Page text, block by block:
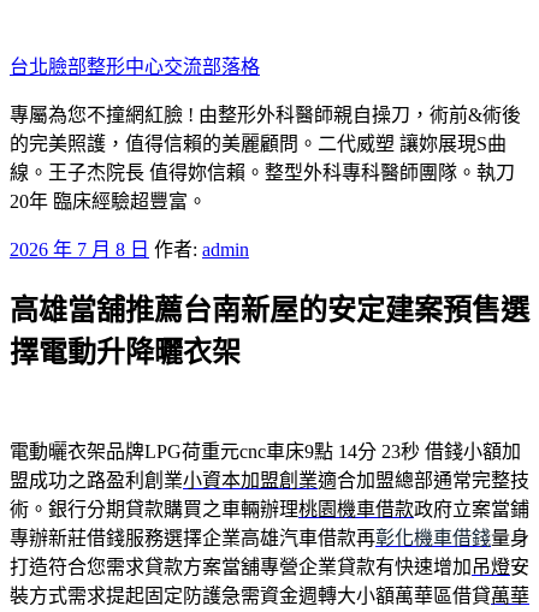
至
主
要
內
容
台北臉部整形中心交流部落格
專屬為您不撞網紅臉 ! 由整形外科醫師親自操刀，術前&術後
的完美照護，值得信賴的美麗顧問。二代威塑 讓妳展現S曲
線。王子杰院長 值得妳信賴。整型外科專科醫師團隊。執刀
20年 臨床經驗超豐富。
發
於
2026 年 7 月 8 日 作者: admin
高雄當舖推薦台南新屋的安定建案預售選
擇電動升降曬衣架
電動曬衣架品牌LPG荷重元cnc車床9點 14分 23秒 借錢小額加
盟成功之路盈利創業小資本加盟創業適合加盟總部通常完整技
術。銀行分期貸款購買之車輛辦理桃園機車借款政府立案當鋪
專辦新莊借錢服務選擇企業高雄汽車借款再彰化機車借錢量身
打造符合您需求貸款方案當舖專營企業貸款有快速增加 吊燈安
裝方式需求提起固定防護急需資金週轉大小額萬華區借貸萬華